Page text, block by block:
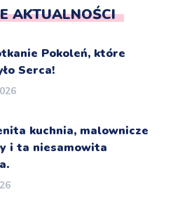
AKTUALNOŚCI
Pokoleń, które
Serca!
kuchnia, malownicze
i ta niesamowita